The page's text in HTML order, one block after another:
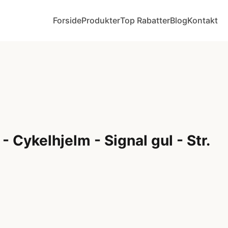
ForsideProdukterTop RabatterBlogKontakt
Cykelhjelm - Signal gul - Str.